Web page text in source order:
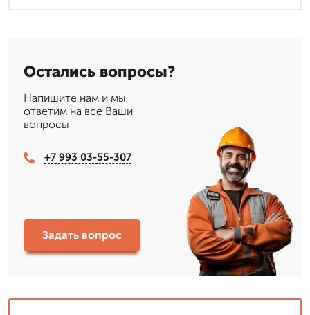
Остались вопросы?
Напишите нам и мы
ответим на все Ваши
вопросы
+7 993 03-55-307
Задать вопрос